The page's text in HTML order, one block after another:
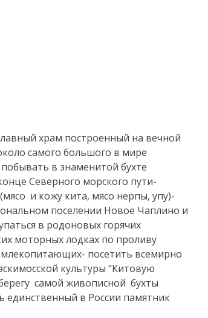
храм построенный на вечной
самого большого в мире
в знаменитой бухте
Северного морского пути-
и кожу кита, мясо нерпы, упу)-
поселении Новое Чаплино и
в родоновых горячих
моторных лодках по проливу
посетить всемирно
культуры “Китовую
самой живописной бухты
единственный в России памятник